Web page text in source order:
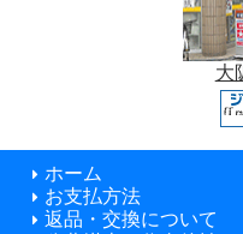
大
ホーム
お支払方法
返品・交換について